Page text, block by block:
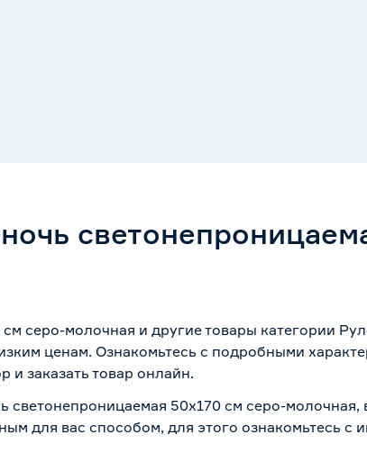
серо-молочная и другие товары категории
ценам. Ознакомьтесь с подробными
заказать товар онлайн.
50х170 см серо-молочная,
для вас способом, для этого ознакомьтесь с